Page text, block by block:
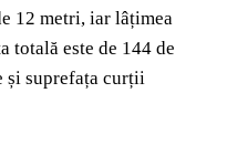
12 metri, iar lâțimea
totală este de 144 de
și suprefața curții